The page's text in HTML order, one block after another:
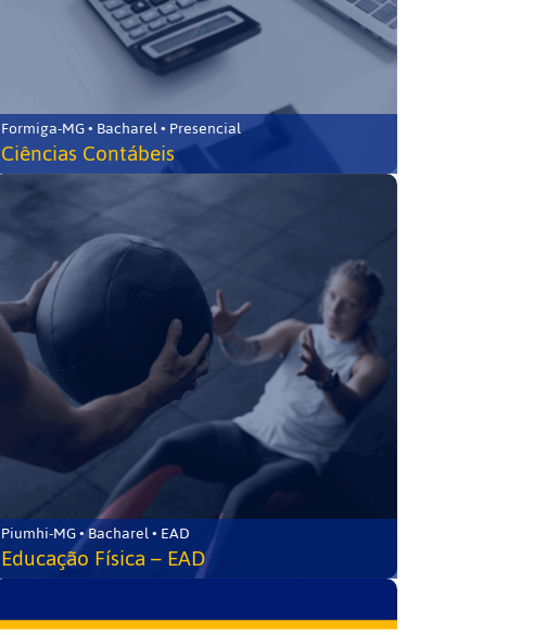
Formiga-MG • Bacharel • Presencial
Ciências Contábeis
Piumhi-MG • Bacharel • EAD
Educação Física – EAD